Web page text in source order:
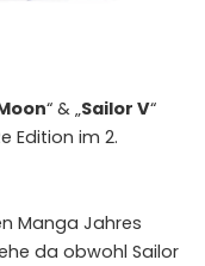
“ & „Sailor V“
Edition im 2.
Manga Jahres
da obwohl Sailor